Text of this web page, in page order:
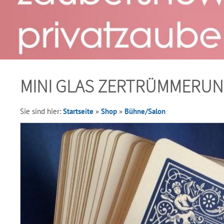
MINI GLAS
Sie sind hier: Startseite » Shop » Bühne/Salon